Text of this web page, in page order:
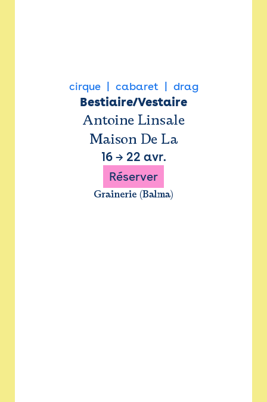
cirque cabaret drag
Bestiaire/Vestaire
Antoine Linsale
Maison De La
16→ 22 avr.
Réserver
Grainerie (Balma)